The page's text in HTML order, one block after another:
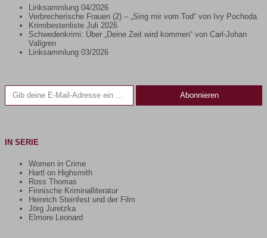
Linksammlung 04/2026
Verbrecherische Frauen (2) – „Sing mir vom Tod“ von Ivy Pochoda
Krimibestenliste Juli 2026
Schwedenkrimi: Über „Deine Zeit wird kommen“ von Carl-Johan
Vallgren
Linksammlung 03/2026
Gib deine E-Mail-Adresse ein ...
Abonnieren
IN SERIE
Women in Crime
Hartl on Highsmith
Ross Thomas
Finnische Kriminalliteratur
Heinrich Steinfest und der Film
Jörg Juretzka
Elmore Leonard